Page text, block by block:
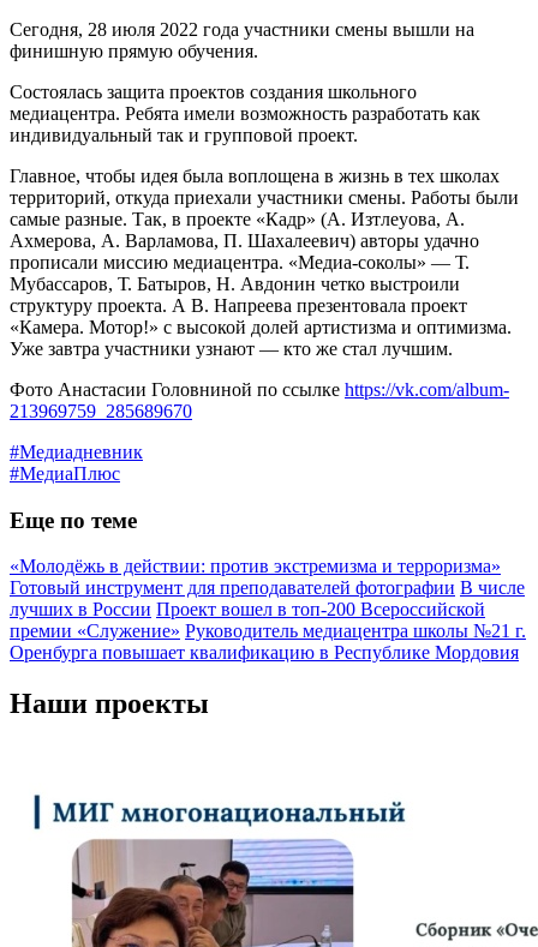
Сегодня, 28 июля 2022 года участники смены вышли на
финишную прямую обучения.
Состоялась защита проектов создания школьного
медиацентра. Ребята имели возможность разработать как
индивидуальный так и групповой проект.
Главное, чтобы идея была воплощена в жизнь в тех школах
территорий, откуда приехали участники смены. Работы были
самые разные. Так, в проекте «Кадр» (А. Изтлеуова, А.
Ахмерова, А. Варламова, П. Шахалеевич) авторы удачно
прописали миссию медиацентра. «Медиа-соколы» — Т.
Мубассаров, Т. Батыров, Н. Авдонин четко выстроили
структуру проекта. А В. Напреева презентовала проект
«Камера. Мотор!» с высокой долей артистизма и оптимизма.
Уже завтра участники узнают — кто же стал лучшим.
Фото Анастасии Головниной по ссылке https://vk.com/album-
213969759_285689670
#Медиадневник
#МедиаПлюс
Еще по теме
«Молодёжь в действии: против экстремизма и терроризма»
Готовый инструмент для преподавателей фотографии В числе
лучших в России Проект вошел в топ-200 Всероссийской
премии «Служение» Руководитель медиацентра школы №21 г.
Оренбурга повышает квалификацию в Республике Мордовия
Наши проекты